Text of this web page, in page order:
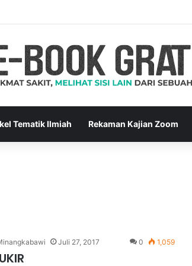
Keimanan – Hadits Ke-13 Arbain Nawawi
Tematik Ilmiah Rekaman Kajian Zoom
Juli 27, 2017 0 1,059